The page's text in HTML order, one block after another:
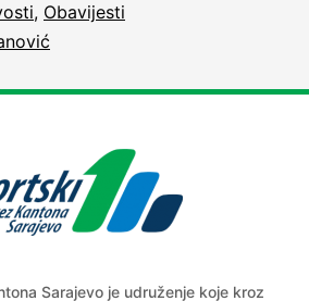
, Obavijesti
Sarajevo je udruženje koje kroz